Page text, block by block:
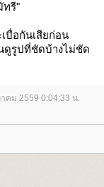
ทรี"
บื่อกันเสียก่อน
รูปที่ชัดบ้างไม่ชัด
คม 2559 0:04:33 น.